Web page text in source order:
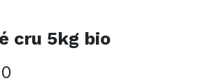
cru 5kg bio